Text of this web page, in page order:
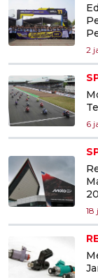
2
6
18